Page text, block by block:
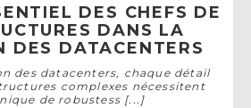
DES CHEFS DE
DANS LA
DES DATACENTERS
des datacenters, chaque détail
complexes nécessitent
de robustess [...]